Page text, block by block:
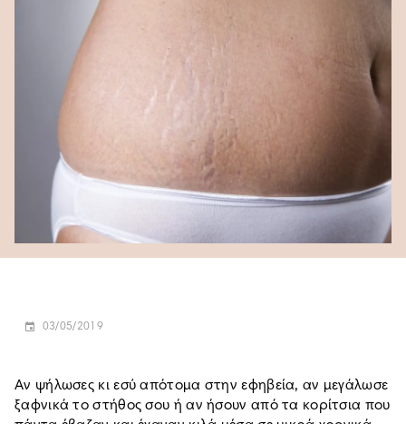
03/05/2019
Αν ψήλωσες κι εσύ απότομα στην εφηβεία, αν μεγάλωσε
ξαφνικά το στήθος σου ή αν ήσουν από τα κορίτσια που